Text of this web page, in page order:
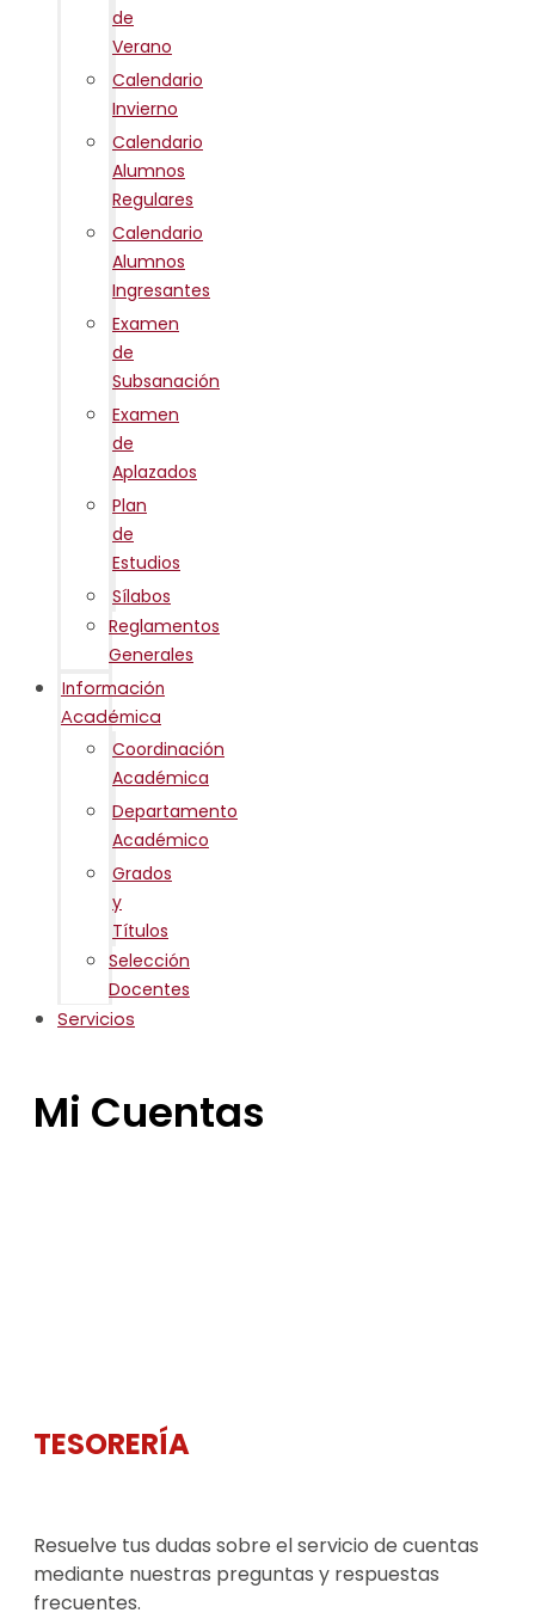
de
Verano
Calendario
Invierno
Calendario
Alumnos
Regulares
Calendario
Alumnos
Ingresantes
Examen
de
Subsanación
Examen
de
Aplazados
Plan
de
Estudios
Sílabos
Reglamentos
Generales
Información
Académica
Coordinación
Académica
Departamento
Académico
Grados
y
Títulos
Selección
Docentes
Servicios
Mi Cuentas
TESORERÍA
Resuelve tus dudas sobre el servicio de cuentas
mediante nuestras preguntas y respuestas
frecuentes.